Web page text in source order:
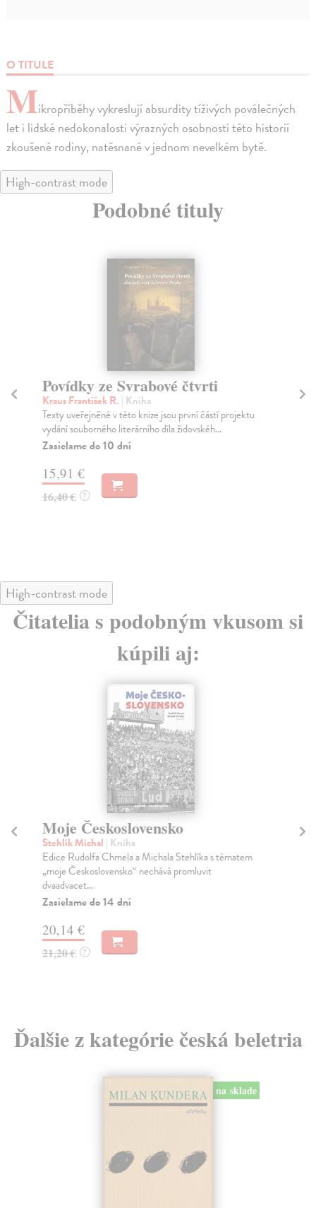
O TITULE
Mikropříběhy vykreslují absurdity tíživých poválečných
let i lidské nedokonalosti výrazných osobností této historií
zkoušené rodiny, natěsnané v jednom nevelkém bytě.
High-contrast mode
Podobné tituly
Povídky ze Svrabové čtvrti
Kraus František R. | Kniha
Texty uveřejněné v této knize jsou první částí projektu
vydání souborného literárního díla židovskéh...
Zasielame do 10 dní
15,91 €
16,40 € ?
High-contrast mode
Čitatelia s podobným vkusom si
kúpili aj:
Moje Československo
Stehlík Michal | Kniha
Edice Rudolfa Chmela a Michala Stehlíka s tématem
„moje Československo“ nechává promluvit
dvaadvacet...
Zasielame do 14 dní
20,14 €
21,20 € ?
Ďalšie z kategórie česká beletria
na sklade